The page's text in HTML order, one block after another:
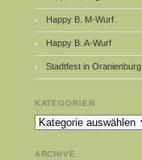
Happy B. M-Wurf
Happy B. A-Wurf
Stadtfest in Oranienburg
KATEGORIEN
Kategorien
ARCHIVE